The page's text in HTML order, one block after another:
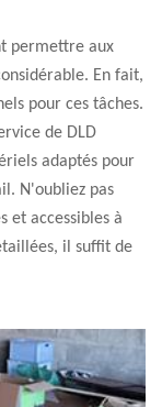
permettre aux
En fait,
pour ces tâches.
de DLD
adaptés pour
N'oubliez pas
et accessibles à
il suffit de